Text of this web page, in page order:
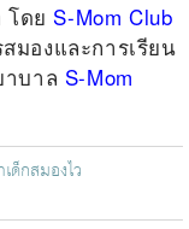
ดย S-Mom Club
องและการเรียน
บาล S-Mom
ด็กสมองไว